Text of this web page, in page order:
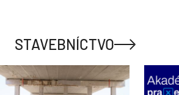
STAVEBNÍCTVO